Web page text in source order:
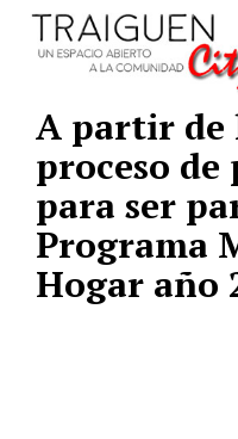
A partir de
proceso de
para ser
Programa
Hogar año